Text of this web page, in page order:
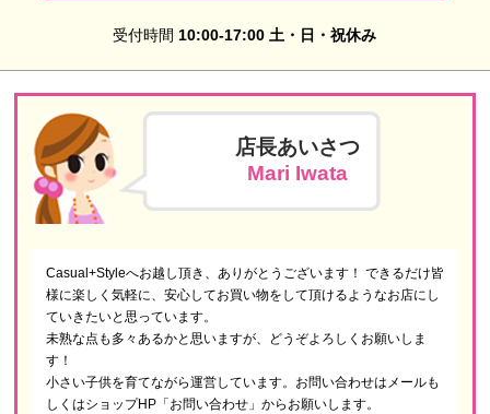
受付時間 10:00-17:00 土・日・祝休み
店長あいさつ
Mari Iwata
Casual+Styleへお越し頂き、ありがとうございます！ できるだけ皆
様に楽しく気軽に、安心してお買い物をして頂けるようなお店にし
ていきたいと思っています。
未熟な点も多々あるかと思いますが、どうぞよろしくお願いしま
す！
小さい子供を育てながら運営しています。お問い合わせはメールも
しくはショップHP「お問い合わせ」からお願いします。